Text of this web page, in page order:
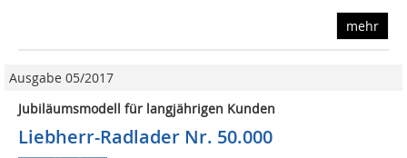
mehr
Ausgabe 05/2017
Jubiläumsmodell für langjährigen Kunden
Liebherr-Radlader Nr. 50.000